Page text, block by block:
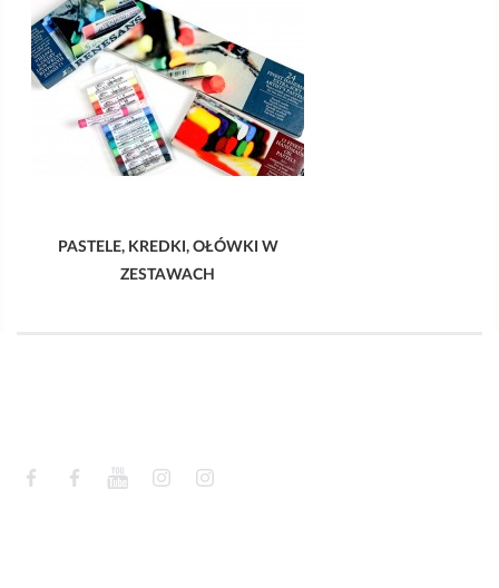
PASTELE, KREDKI, OŁÓWKI W
ZESTAWACH
FacebookFacebookYouTubeInstagram